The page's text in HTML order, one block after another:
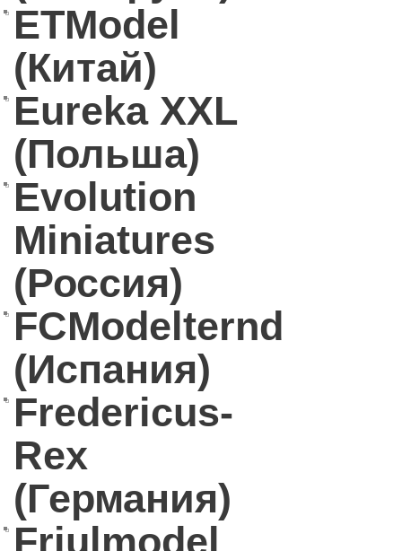
ETModel
(Китай)
Eureka XXL
(Польша)
Evolution
Miniatures
(Россия)
FCModelternd
(Испания)
Fredericus-
Rex
(Германия)
Friulmodel